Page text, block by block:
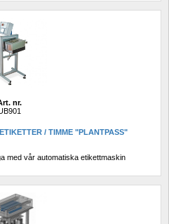
nr.
/ TIMME "PLANTPASS"
med vår automatiska etikettmaskin